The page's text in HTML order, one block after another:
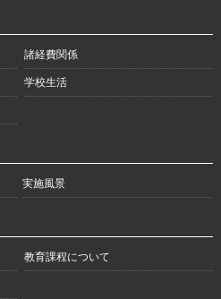
諸経費関係
学校生活
実施風景
教育課程について